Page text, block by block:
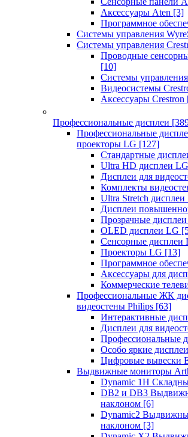
Аксессуары Aten [3]
Программное
Системы управления
Системы управления
Проводные
[10]
Системы
Видеосистемы
Аксессуары Crestron
Профессиональные дисплеи
Профессиональные
проекторы LG [127]
Стандартные
Ultra HD дисплеи LG
Дисплеи для
Комплекты
Ultra Stretch дисплеи
Дисплеи
Прозрачные
OLED дисплеи LG
Сенсорные дисплеи
Проекторы LG [13]
Программное
Аксессуары для
Коммерческие
Профессиональные ЖК
видеостены Philips [63]
Интерактивные
Дисплеи для
Профессиональные
Особо яркие
Цифровые вывески
Выдвижные мониторы
Dynamic 1Н
DB2 и DB3
наклоном [6]
Dynamic2
наклоном [3]